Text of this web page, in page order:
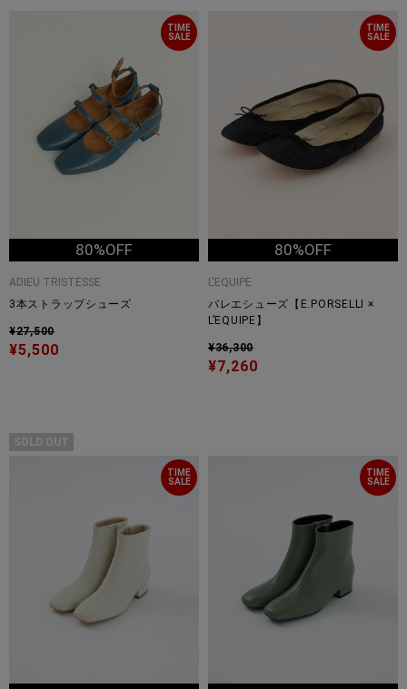
TIME
SALE
80%OFF
ADIEU TRISTESSE
3本ストラップシューズ
¥27,500
¥5,500
TIME
SALE
80%OFF
L'EQUIPE
バレエシューズ【E.PORSELLI ×
L’EQUIPE】
¥36,300
¥7,260
SOLD OUT
TIME
SALE
TIME
SALE